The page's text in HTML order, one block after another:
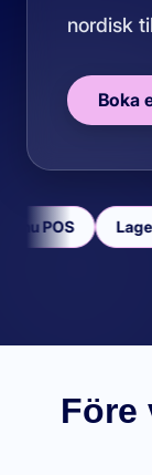
nordisk
Boka
POS
Före